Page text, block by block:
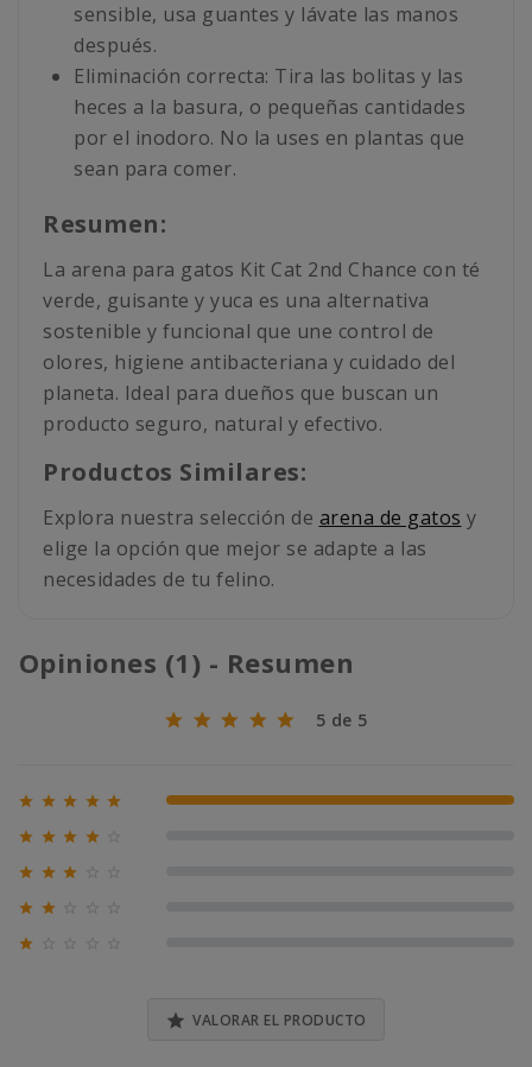
sensible, usa guantes y lávate las manos
después.
Eliminación correcta: Tira las bolitas y las
heces a la basura, o pequeñas cantidades
por el inodoro. No la uses en plantas que
sean para comer.
Resumen:
La arena para gatos Kit Cat 2nd Chance con té
verde, guisante y yuca es una alternativa
sostenible y funcional que une control de
olores, higiene antibacteriana y cuidado del
planeta. Ideal para dueños que buscan un
producto seguro, natural y efectivo.
Productos Similares:
Explora nuestra selección de arena de gatos y
elige la opción que mejor se adapte a las
necesidades de tu felino.
Opiniones (1) - Resumen
5 de 5
     100% (1)
   
  
 

 VALORAR EL PRODUCTO